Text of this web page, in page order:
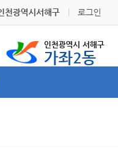
천광역시서해구 로그인
인천광역시 서해구
가좌2동